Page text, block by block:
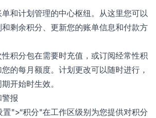
和计划管理的中心枢纽。从这里您可以
剩余积分、更新您的账单信息和付款方
积分包在需要时充值，或订阅经常性积
的每月额度。计划更改可以随时进行，
开始时生效。
报
">“积分"在工作区级别为您提供对积分